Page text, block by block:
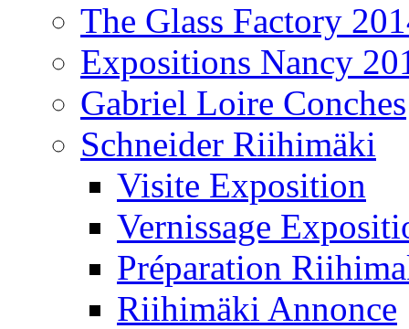
The Glass Factory
Expositions Nancy
Gabriel Loire Conches
Schneider Riihimäki
Visite Exposition
Vernissage
Préparation
Riihimäki Annonce